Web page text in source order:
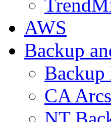
AWS
Backup
Backup
CA